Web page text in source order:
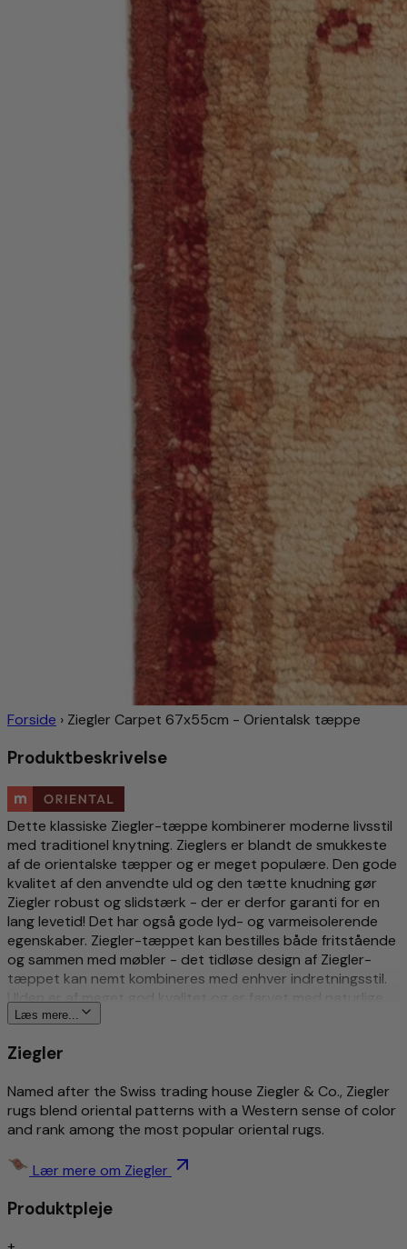
Forside › Ziegler Carpet 67x55cm - Orientalsk tæppe
Produktbeskrivelse
Dette klassiske Ziegler-tæppe kombinerer moderne livsstil
med traditionel knytning. Zieglers er blandt de smukkeste
af de orientalske tæpper og er meget populære. Den gode
kvalitet af den anvendte uld og den tætte knudning gør
Ziegler robust og slidstærk - der er derfor garanti for en
lang levetid! Det har også gode lyd- og varmeisolerende
egenskaber. Ziegler-tæppet kan bestilles både fritstående
og sammen med møbler - det tidløse design af Ziegler-
tæppet kan nemt kombineres med enhver indretningsstil.
Ulden er af meget god kvalitet og er farvet med naturlige
vegetabilske farvestoffer. Selve Ziegler-tæppets design
stadig moderne i dag.
Mere om dette produkt
Traditionel og kunstfærdigt håndknyttet
Tidløst design
Støjisoleret/egnet til gulvvarme
Læs mere...
Ziegler
Named after the Swiss trading house Ziegler & Co., Ziegler
rugs blend oriental patterns with a Western sense of color
and rank among the most popular oriental rugs.
Lær mere om Ziegler
Produktpleje